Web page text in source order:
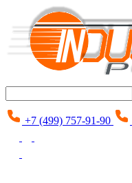
+7 (499) 757-91-90